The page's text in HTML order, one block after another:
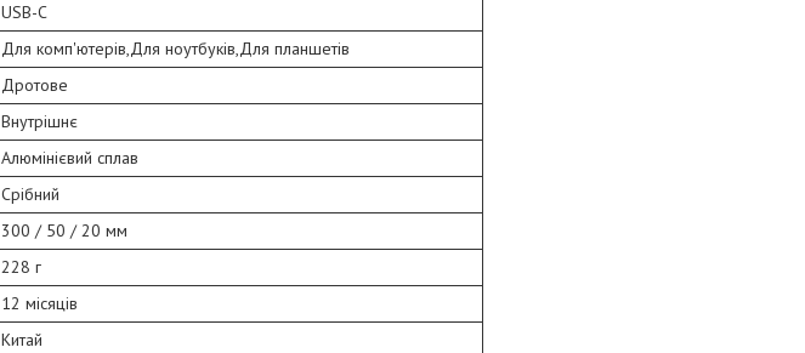
USB-C
Для комп'ютерів,Для ноутбуків,Для планшетів
Дротове
Внутрішнє
Алюмінієвий сплав
Срібний
300 / 50 / 20 мм
228 г
12 місяців
Китай